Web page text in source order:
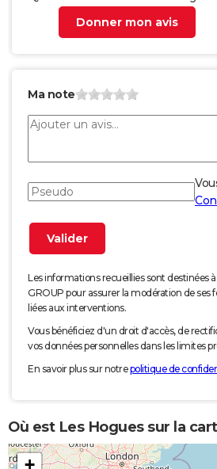
Donner mon avis
Ma note
Les informations recueillies sont destinées
GROUP pour assurer la modération de ses
liées aux interventions.
Vous bénéficiez d'un droit d'accès, de
vos données personnelles dans les limites
En savoir plus sur notrepolitique de
Où est Les Hogues sur la
+